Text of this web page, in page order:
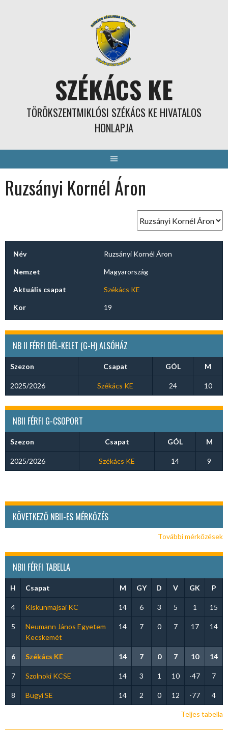
SZÉKÁCS KE
TÖRÖKSZENTMIKLÓSI SZÉKÁCS KE HIVATALOS
HONLAPJA
Ruzsányi Kornél Áron
Név Ruzsányi Kornél Áron
Nemzet Magyarország
Aktuális csapat Székács KE
Kor 19
NB II FÉRFI DÉL-KELET (G-H) ALSÓHÁZ
Szezon Csapat GÓL M
2025/2026 Székács KE 24 10
NBII FÉRFI G-CSOPORT
Szezon Csapat GÓL M
2025/2026 Székács KE 14 9
KÖVETKEZŐ NBII-ES MÉRKŐZÉS
További mérkőzések
NBII FÉRFI TABELLA
H Csapat M GY D V GK P
4 Kiskunmajsai KC 14 6 3 5 1 15
5
Neumann János Egyetem
Kecskemét
14 7 0 7 17 14
6 Székács KE 14 7 0 7 10 14
7 Szolnoki KCSE 14 3 1 10 -47 7
8 Bugyi SE 14 2 0 12 -77 4
Teljes tabella